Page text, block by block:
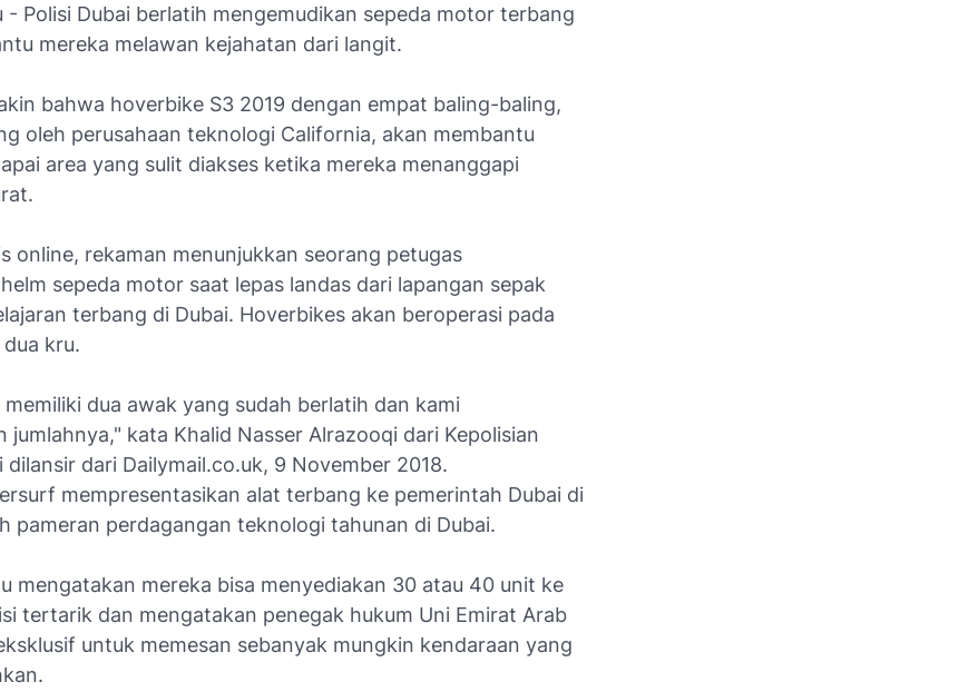
- Polisi Dubai berlatih mengemudikan sepeda motor terbang
mereka melawan kejahatan dari langit.
bahwa hoverbike S3 2019 dengan empat baling-baling,
oleh perusahaan teknologi California, akan membantu
area yang sulit diakses ketika mereka menanggapi
online, rekaman menunjukkan seorang petugas
sepeda motor saat lepas landas dari lapangan sepak
terbang di Dubai. Hoverbikes akan beroperasi pada
kru.
memiliki dua awak yang sudah berlatih dan kami
jumlahnya," kata Khalid Nasser Alrazooqi dari Kepolisian
dilansir dari Dailymail.co.uk, 9 November 2018.
mempresentasikan alat terbang ke pemerintah Dubai di
pameran perdagangan teknologi tahunan di Dubai.
mengatakan mereka bisa menyediakan 30 atau 40 unit ke
tertarik dan mengatakan penegak hukum Uni Emirat Arab
untuk memesan sebanyak mungkin kendaraan yang